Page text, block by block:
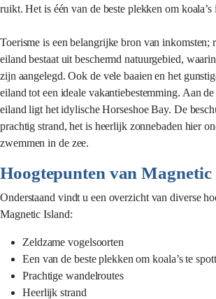
ruikt. Het is één van de beste plekken om
Toerisme is een belangrijke bron van inkomsten;
eiland bestaat uit beschermd natuurgebied,
zijn aangelegd. Ook de vele baaien en het
eiland tot een ideale vakantiebestemming. Aan
eiland ligt het idylische Horseshoe Bay. De
prachtig strand, het is heerlijk zonnebaden hier
zwemmen in de zee.
Hoogtepunten van
Onderstaand vindt u een overzicht van diverse
Magnetic Island:
Zeldzame vogelsoorten
Een van de beste plekken om koala’s te
Prachtige wandelroutes
Heerlijk strand